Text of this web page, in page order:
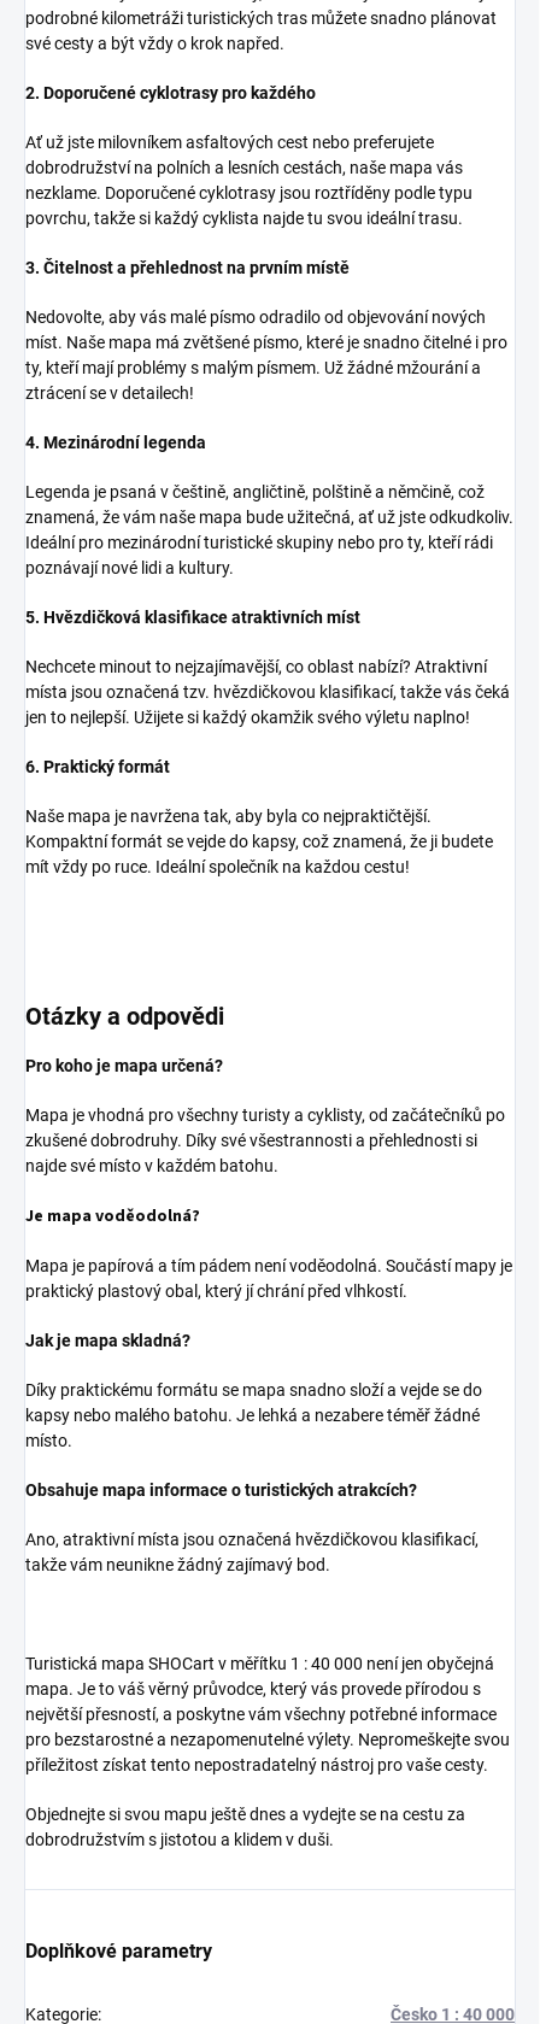
podrobné kilometráži turistických tras můžete snadno plánovat
své cesty a být vždy o krok napřed.
2. Doporučené cyklotrasy pro každého
Ať už jste milovníkem asfaltových cest nebo preferujete
dobrodružství na polních a lesních cestách, naše mapa vás
nezklame. Doporučené cyklotrasy jsou roztříděny podle typu
povrchu, takže si každý cyklista najde tu svou ideální trasu.
3. Čitelnost a přehlednost na prvním místě
Nedovolte, aby vás malé písmo odradilo od objevování nových
míst. Naše mapa má zvětšené písmo, které je snadno čitelné i pro
ty, kteří mají problémy s malým písmem. Už žádné mžourání a
ztrácení se v detailech!
4. Mezinárodní legenda
Legenda je psaná v češtině, angličtině, polštině a němčině, což
znamená, že vám naše mapa bude užitečná, ať už jste odkudkoliv.
Ideální pro mezinárodní turistické skupiny nebo pro ty, kteří rádi
poznávají nové lidi a kultury.
5. Hvězdičková klasifikace atraktivních míst
Nechcete minout to nejzajímavější, co oblast nabízí? Atraktivní
místa jsou označená tzv. hvězdičkovou klasifikací, takže vás čeká
jen to nejlepší. Užijete si každý okamžik svého výletu naplno!
6. Praktický formát
Naše mapa je navržena tak, aby byla co nejpraktičtější.
Kompaktní formát se vejde do kapsy, což znamená, že ji budete
mít vždy po ruce. Ideální společník na každou cestu!
Otázky a odpovědi
Pro koho je mapa určená?
Mapa je vhodná pro všechny turisty a cyklisty, od začátečníků po
zkušené dobrodruhy. Díky své všestrannosti a přehlednosti si
najde své místo v každém batohu.
Je mapa voděodolná?
Mapa je papírová a tím pádem není voděodolná. Součástí mapy je
praktický plastový obal, který jí chrání před vlhkostí.
Jak je mapa skladná?
Díky praktickému formátu se mapa snadno složí a vejde se do
kapsy nebo malého batohu. Je lehká a nezabere téměř žádné
místo.
Obsahuje mapa informace o turistických atrakcích?
Ano, atraktivní místa jsou označená hvězdičkovou klasifikací,
takže vám neunikne žádný zajímavý bod.
Turistická mapa SHOCart v měřítku 1 : 40 000 není jen obyčejná
mapa. Je to váš věrný průvodce, který vás provede přírodou s
největší přesností, a poskytne vám všechny potřebné informace
pro bezstarostné a nezapomenutelné výlety. Nepromeškejte svou
příležitost získat tento nepostradatelný nástroj pro vaše cesty.
Objednejte si svou mapu ještě dnes a vydejte se na cestu za
dobrodružstvím s jistotou a klidem v duši.
Doplňkové parametry
Kategorie: Česko 1 : 40 000